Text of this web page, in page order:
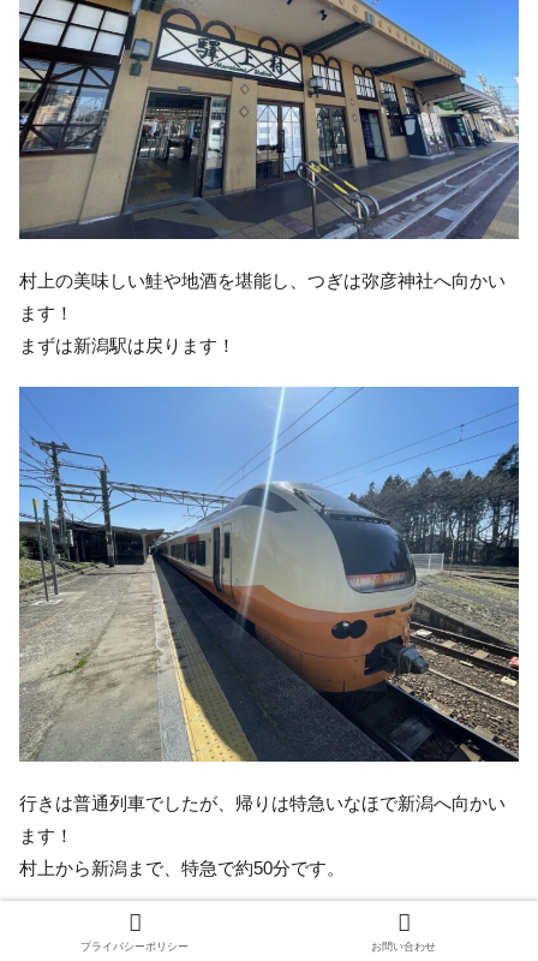
村上の美味しい鮭や地酒を堪能し、つぎは弥彦神社へ向かい
ます！
まずは新潟駅は戻ります！
行きは普通列車でしたが、帰りは特急いなほで新潟へ向かい
ます！
村上から新潟まで、特急で約50分です。
プライバシーポリシー お問い合わせ